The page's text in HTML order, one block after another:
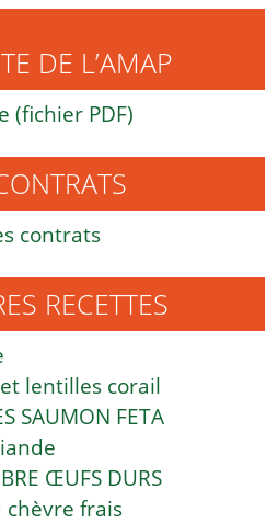
DE L’AMAP
(fichier PDF)
contrats
RECETTES
lentilles corail
SAUMON FETA
ŒUFS DURS
chèvre frais